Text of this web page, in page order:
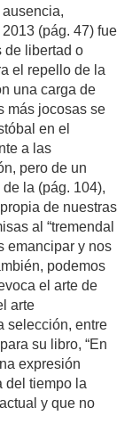
(pág. 47) fue
de libertad o
el repello de la
una carga de
más jocosas se
en el
a las
pero de un
de la (pág. 104),
de nuestras
al “tremendal
emancipar y nos
podemos
el arte de
arte
selección, entre
su libro, “En
expresión
del tiempo la
y que no